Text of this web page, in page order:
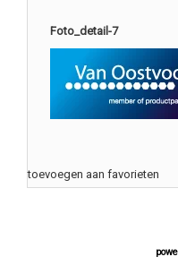
Foto_detail-7
toevoegen aan favorieten